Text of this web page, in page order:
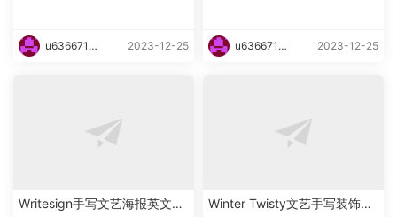
u6366719
2023-12-25
u6366719
2023-12-25
Writesign手写文艺海报英文字
Winter Twisty文艺手写装饰英